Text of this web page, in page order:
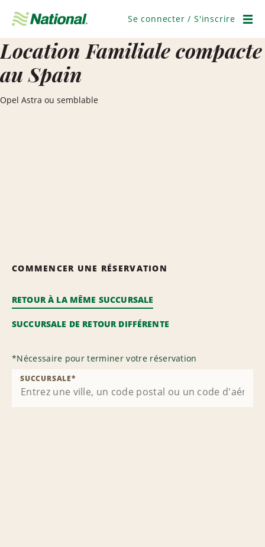
navigation
Se connecter / S'inscrire
Location Familiale compacte
au Spain
Opel Astra ou semblable
COMMENCER UNE RÉSERVATION
RETOUR À LA MÊME SUCCURSALE
SUCCURSALE DE RETOUR DIFFÉRENTE
*Nécessaire pour terminer votre réservation
SUCCURSALE*